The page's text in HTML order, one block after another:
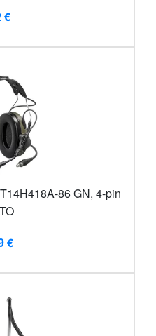
€
86 GN, 4-pin
€